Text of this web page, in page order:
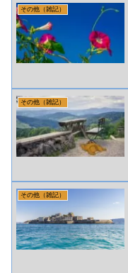
その他（雑記）
その他（雑記）
その他（雑記）